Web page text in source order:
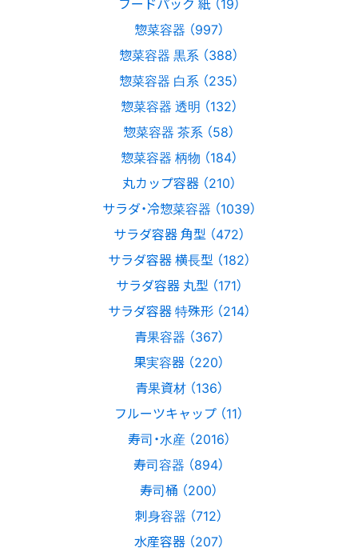
惣菜容器 （997）
惣菜容器 黒系 （388）
惣菜容器 白系 （235）
惣菜容器 透明 （132）
惣菜容器 茶系 （58）
惣菜容器 柄物 （184）
丸カップ容器 （210）
サラダ・冷惣菜容器 （1039）
サラダ容器 角型 （472）
サラダ容器 横長型 （182）
サラダ容器 丸型 （171）
サラダ容器 特殊形 （214）
青果容器 （367）
果実容器 （220）
青果資材 （136）
フルーツキャップ （11）
寿司・水産 （2016）
寿司容器 （894）
寿司桶 （200）
刺身容器 （712）
水産容器 （207）